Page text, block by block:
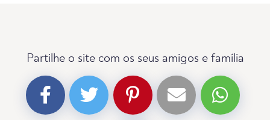
Partilhe o site com os seus amigos e família